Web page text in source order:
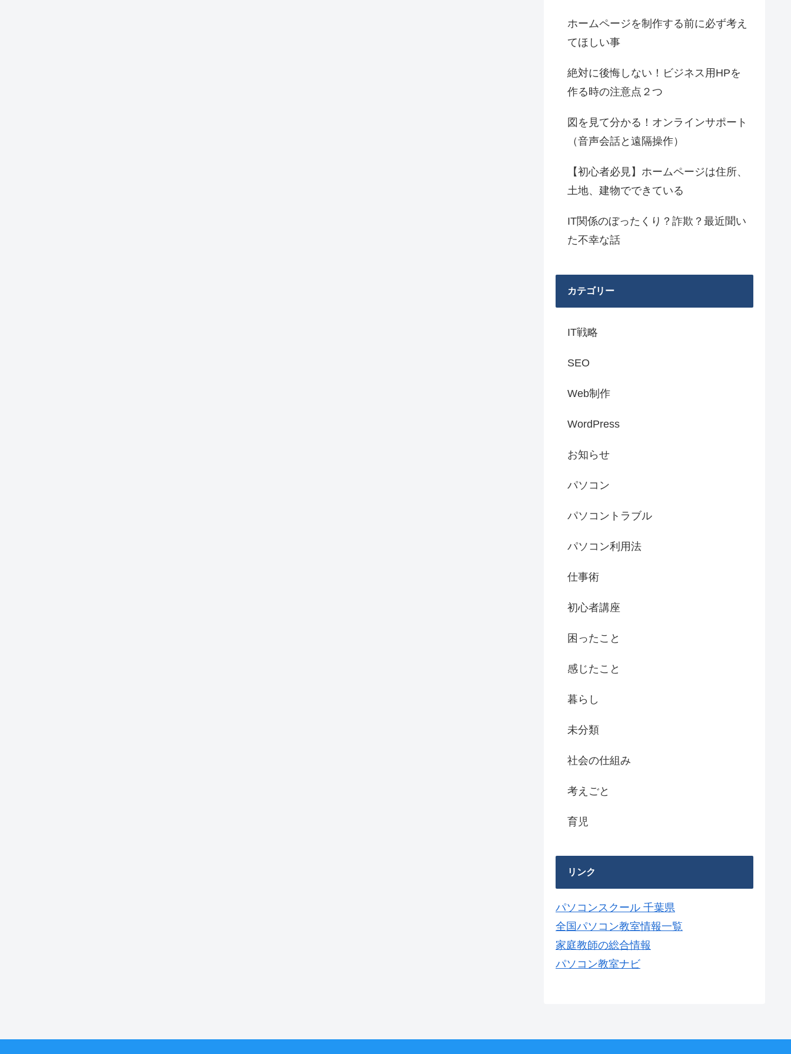
ホームページを制作する前に必ず考え
てほしい事
絶対に後悔しない！ビジネス用HPを
作る時の注意点２つ
図を見て分かる！オンラインサポート
（音声会話と遠隔操作）
【初心者必見】ホームページは住所、
土地、建物でできている
IT関係のぼったくり？詐欺？最近聞い
た不幸な話
カテゴリー
IT戦略
SEO
Web制作
WordPress
お知らせ
パソコン
パソコントラブル
パソコン利用法
仕事術
初心者講座
困ったこと
感じたこと
暮らし
未分類
社会の仕組み
考えごと
育児
リンク
パソコンスクール 千葉県
全国パソコン教室情報一覧
家庭教師の総合情報
パソコン教室ナビ